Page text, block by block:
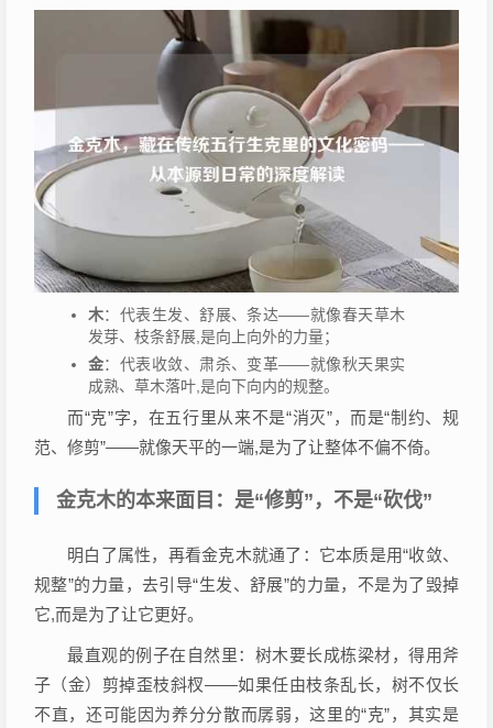
木：代表生发、舒展、条达——就像春天草木
发芽、枝条舒展,是向上向外的力量；
金：代表收敛、肃杀、变革——就像秋天果实
成熟、草木落叶,是向下向内的规整。
而“克”字，在五行里从来不是“消灭”，而是“制约、规
范、修剪”——就像天平的一端,是为了让整体不偏不倚。
金克木的本来面目：是“修剪”，不是“砍伐”
明白了属性，再看金克木就通了：它本质是用“收敛、
规整”的力量，去引导“生发、舒展”的力量，不是为了毁掉
它,而是为了让它更好。
最直观的例子在自然里：树木要长成栋梁材，得用斧
子（金）剪掉歪枝斜杈——如果任由枝条乱长，树不仅长
不直，还可能因为养分分散而孱弱，这里的“克”，其实是